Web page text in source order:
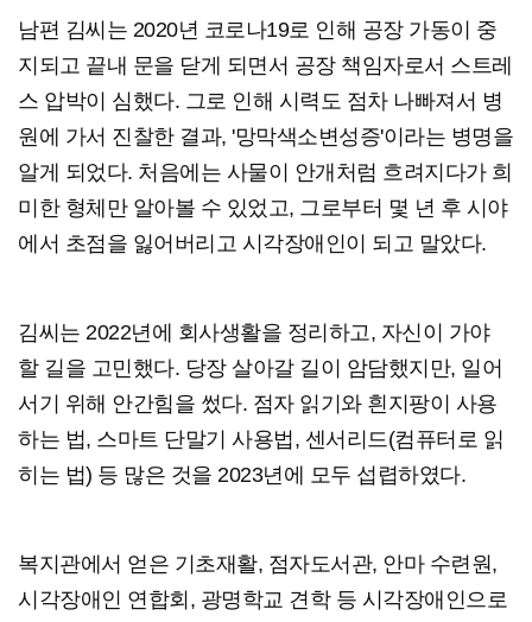
남편 김씨는 2020년 코로나19로 인해 공장 가동이 중
지되고 끝내 문을 닫게 되면서 공장 책임자로서 스트레
스 압박이 심했다. 그로 인해 시력도 점차 나빠져서 병
원에 가서 진찰한 결과, '망막색소변성증'이라는 병명을
알게 되었다. 처음에는 사물이 안개처럼 흐려지다가 희
미한 형체만 알아볼 수 있었고, 그로부터 몇 년 후 시야
에서 초점을 잃어버리고 시각장애인이 되고 말았다.
김씨는 2022년에 회사생활을 정리하고, 자신이 가야
할 길을 고민했다. 당장 살아갈 길이 암담했지만, 일어
서기 위해 안간힘을 썼다. 점자 읽기와 흰지팡이 사용
하는 법, 스마트 단말기 사용법, 센서리드(컴퓨터로 읽
히는 법) 등 많은 것을 2023년에 모두 섭렵하였다.
복지관에서 얻은 기초재활, 점자도서관, 안마 수련원,
시각장애인 연합회, 광명학교 견학 등 시각장애인으로